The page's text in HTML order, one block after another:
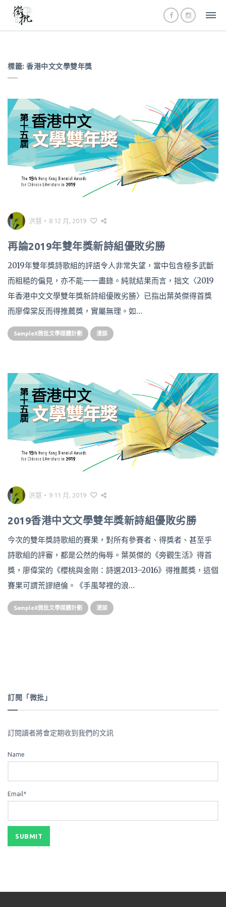
標籤: 香港中文文學雙年獎
洪慧 • 8 12 月, 2019
再論2019年雙年獎新詩組優敗劣勝
2019年雙年獎詩歌組的評語令人非常失望，當中包含極多武斷
而粗糙的偏見，亦不能一一盡錄。純就結果而言，拙文〈2019
年香港中文文學雙年獎新詩組優敗劣勝〉已指出葉英傑得首獎
而廖偉棠反而得推薦獎，實屬無理。如…
SampleX微批文學媒體計劃 漫談
洪慧 • 9 11 月, 2019
2019香港中文文學雙年獎新詩組優敗劣勝
今次的雙年獎詩歌組的賽果，對所有參賽者、得獎者、甚至乎
詩歌組的評審，都是公然的侮辱。葉英傑的《旁觀生活》得首
獎，廖偉棠的《櫻桃與金剛：詩選2013–2016》得推薦獎，這個
賽果可謂荒謬絕倫。《手風琴裡的浪…
SampleX微批文學媒體計劃 漫談
訂閱「微批」
訂閱讀者將會定期收到我們的文訊
Name
Email*